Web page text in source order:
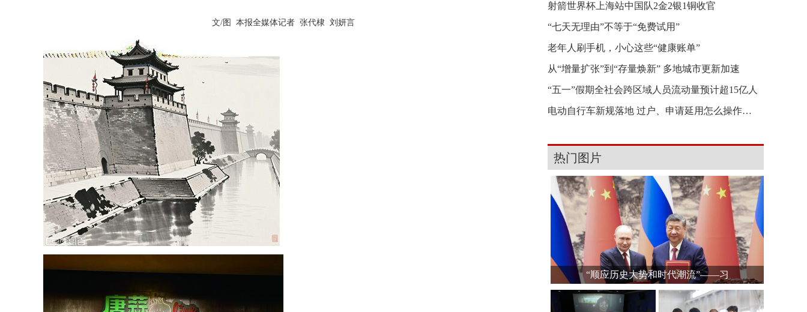
文/图 本报全媒体记者 张代棣 刘妍言
射箭世界杯上海站中国队2金2银1铜收官
“七天无理由”不等于“免费试用”
老年人刷手机，小心这些“健康账单”
从“增量扩张”到“存量焕新” 多地城市更新加速
“五一”假期全社会跨区域人员流动量预计超15亿人
电动自行车新规落地 过户、申请延用怎么操作？一
热门图片
“顺应历史大势和时代潮流”——习